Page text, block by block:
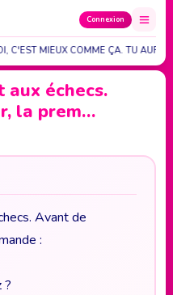
Connexion
C'EST MIEUX COMME ÇA. TU AURA…
aux échecs.
la prem…
Avant de
:
?